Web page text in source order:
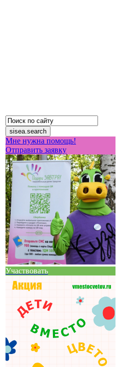
Мне нужна помощь!
Отправить заявку
Участвовать